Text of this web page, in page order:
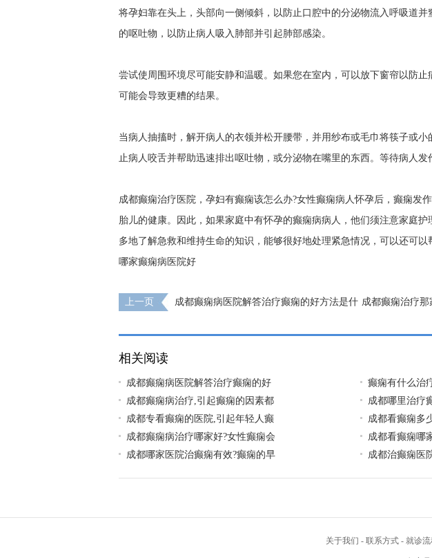
将孕妇靠在头上，头部向一侧倾斜，以防止口腔中的分泌物流入呼吸道
的呕吐物，以防止病人吸入肺部并引起肺部感染。
尝试使周围环境尽可能安静和温暖。如果您在室内，可以放下窗帘以防
可能会导致更糟的结果。
当病人抽搐时，解开病人的衣领并松开腰带，并用纱布或毛巾将筷子或
止病人咬舌并帮助迅速排出呕吐物，或分泌物在嘴里的东西。等待病人发
成都癫痫治疗医院，孕妇有癫痫该怎么办?女性癫痫病人怀孕后，癫痫发
胎儿的健康。因此，如果家庭中有怀孕的癫痫病病人，他们须注意家庭
多地了解急救和维持生命的知识，能够很好地处理紧急情况，可以还可
哪家癫痫病医院好
上一页
成都癫痫病医院解答治疗癫痫的好方法是什 成都癫痫治疗那
相关阅读
成都癫痫病医院解答治疗癫痫的好
癫痫有什么治
成都癫痫病治疗,引起癫痫的因素都
成都哪里治疗
成都专看癫痫的医院,引起年轻人癫
成都看癫痫多
成都癫痫病治疗哪家好?女性癫痫会
成都看癫痫哪
成都哪家医院治癫痫有效?癫痫的早
成都治癫痫医
关于我们 - 联系方式 - 就诊流